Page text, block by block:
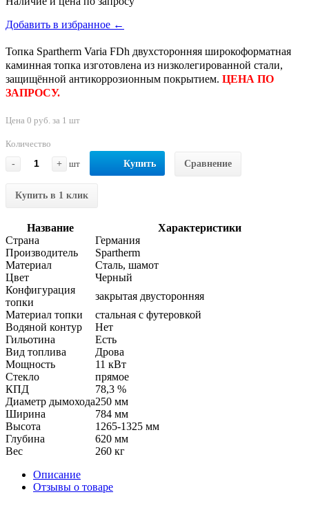
Добавить в избранное ←
Топка Spartherm Varia FDh двухсторонняя широкоформатная
каминная топка изготовлена из низколегированной стали,
защищённой антикоррозионным покрытием. ЦЕНА ПО
ЗАПРОСУ.
Цена 0 руб. за 1 шт
Количество
-
+ шт Купить Сравнение
Купить в 1 клик
Название
Характеристики
Страна
Германия
Производитель
Spartherm
Материал
Сталь, шамот
Цвет
Черный
Конфигурация
топки
закрытая двусторонняя
Материал топки
стальная с футеровкой
Водяной контур
Нет
Гильотина
Есть
Вид топлива
Дрова
Мощность
11 кВт
Стекло
прямое
КПД
78,3 %
Диаметр дымохода250 мм
Ширина
784 мм
Высота
1265-1325 мм
Глубина
620 мм
Вес
260 кг
Описание
Отзывы о товаре